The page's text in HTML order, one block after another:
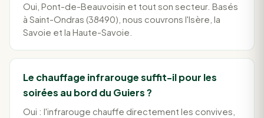
Oui, Pont-de-Beauvoisin et tout son secteur. Basés
à Saint-Ondras (38490), nous couvrons l'Isère, la
Savoie et la Haute-Savoie.
Le chauffage infrarouge suffit-il pour les
soirées au bord du Guiers ?
Oui : l'infrarouge chauffe directement les convives,